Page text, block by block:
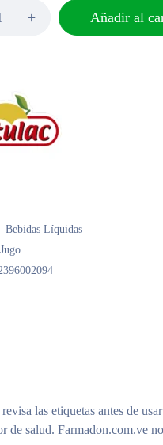
Añadir al
Bebidas Líquidas
Jugo
las etiquetas antes de
salud. Farmadon.com.ve